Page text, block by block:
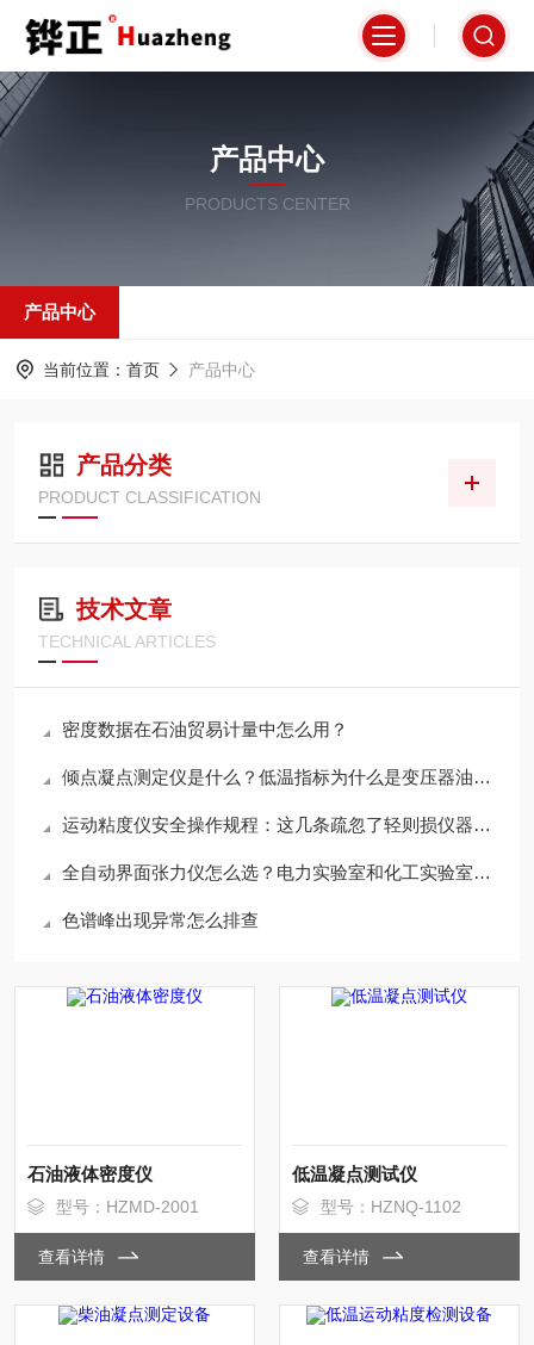
产品中心
PRODUCTS CENTER
产品中心
当前位置： 首页 产品中心
产品分类
PRODUCT CLASSIFICATION
技术文章
TECHNICAL ARTICLES
密度数据在石油贸易计量中怎么用？
倾点凝点测定仪是什么？低温指标为什么是变压器油必测项？
运动粘度仪安全操作规程：这几条疏忽了轻则损仪器重则出事故
全自动界面张力仪怎么选？电力实验室和化工实验室的需求有什么不同？
色谱峰出现异常怎么排查
石油液体密度仪
型号：HZMD-2001
查看详情
低温凝点测试仪
型号：HZNQ-1102
查看详情